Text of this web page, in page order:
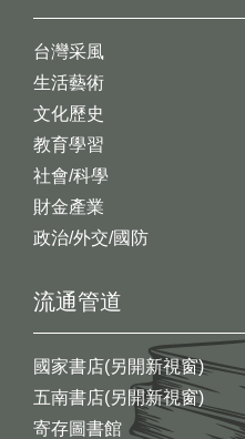
台灣采風
生活藝術
文化歷史
教育學習
社會/科學
財金產業
政治/外交/國防
流通管道
國家書店(另開新視窗)
五南書店(另開新視窗)
寄存圖書館